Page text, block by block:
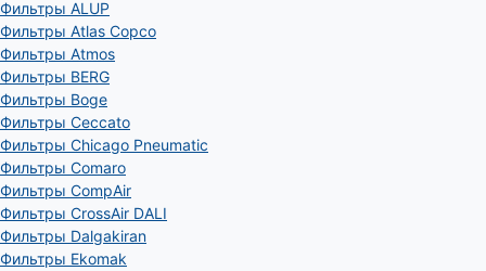
Фильтры ALUP
Фильтры Atlas Copco
Фильтры Atmos
Фильтры BERG
Фильтры Boge
Фильтры Ceccato
Фильтры Chicago Pneumatic
Фильтры Comaro
Фильтры CompAir
Фильтры CrossAir DALI
Фильтры Dalgakiran
Фильтры Ekomak